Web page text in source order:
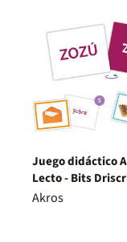
Juego didáctico
Lecto - Bits
S / Z
Akros